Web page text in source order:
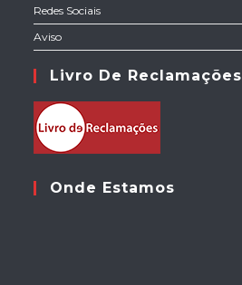
Redes Sociais
Aviso
Livro De Reclamações
Onde Estamos